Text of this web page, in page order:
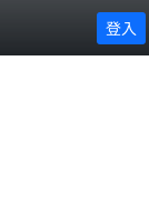
登入